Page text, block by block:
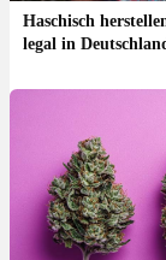
Haschisch
legal in